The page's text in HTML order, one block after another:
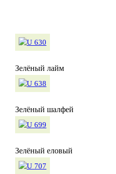
Зелёный лайм
Зелёный шалфей
Зелёный еловый